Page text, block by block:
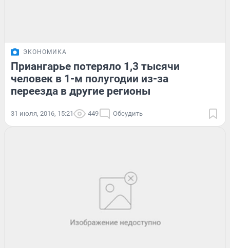
ЭКОНОМИКА
Приангарье потеряло 1,3 тысячи
человек в 1-м полугодии из-за
переезда в другие регионы
31 июля, 2016, 15:21 449 Обсудить